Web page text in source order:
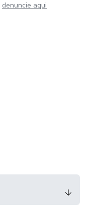
denuncie aqui